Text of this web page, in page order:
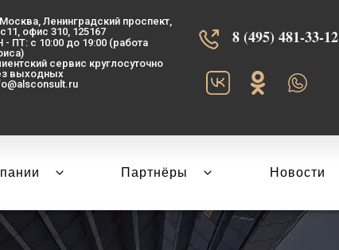
Ленинградский проспект,
офис 310, 125167
- ПТ: с 10:00 до 19:00 (работа
сервис круглосуточно
выходных
8 (495) 481-33-12‬‬
Партнёры Новости